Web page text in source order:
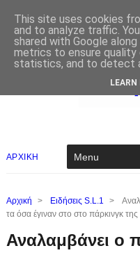
ΑΡΧΙΚΗ
Αρχική > Ειδήσεις S.L.1 >
τα όσα έγιναν στο στο πάρκινγκ
Αναλαμβάνει ο
This site uses cookies
and to analyze traffic.
shared with Google
metrics to ensure quality
statistics, and to detect
LEARN